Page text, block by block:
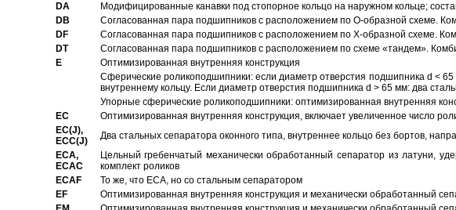
DA
Модифицированные канавки под стопорное кольцо на наружном кольце;
DB
Согласованная пара подшипников с расположением по О-образной схеме.
DF
Согласованная пара подшипников с расположением по Х-образной схеме.
DT
Согласованная пара подшипников с расположением по схеме «тандем».
E
Оптимизированная внутренняя конструкция
Сферические роликоподшипники: если диаметр отверстия подшипника d <
внутреннему кольцу. Если диаметр отверстия подшипника d > 65 мм: два
Упорные сферические роликоподшипники: оптимизированная внутренняя
EC
Oптимизированная внутренняя конструкция, включает увеличенное число
EC(J),
ECC(J)
Два стальных сепаратора оконного типа, внутреннее кольцо без бортов,
ECA,
ECAC
Цельный гребенчатый механически обработанный сепаратор из латуни,
комплект роликов
ECAF
То же, что ECA, но со стальным сепаратором
EF
Оптимизированная внутренняя конструкция и механически обработанный